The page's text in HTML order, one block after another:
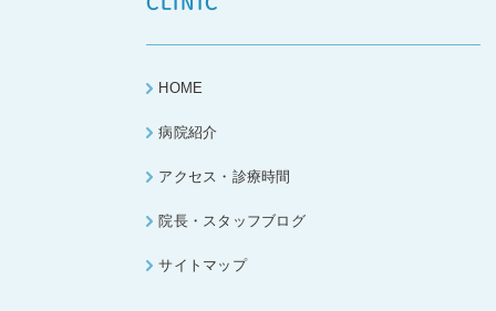
HOME
病院紹介
アクセス・診療時間
院長・スタッフブログ
サイトマップ